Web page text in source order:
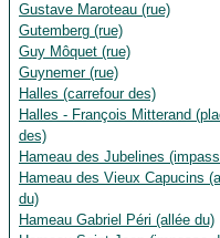
Gustave Maroteau (rue)
Gutemberg (rue)
Guy Môquet (rue)
Guynemer (rue)
Halles (carrefour des)
Halles - François Mitterand
des)
Hameau des Jubelines
Hameau des Vieux Capucins
du)
Hameau Gabriel Péri (allée du)